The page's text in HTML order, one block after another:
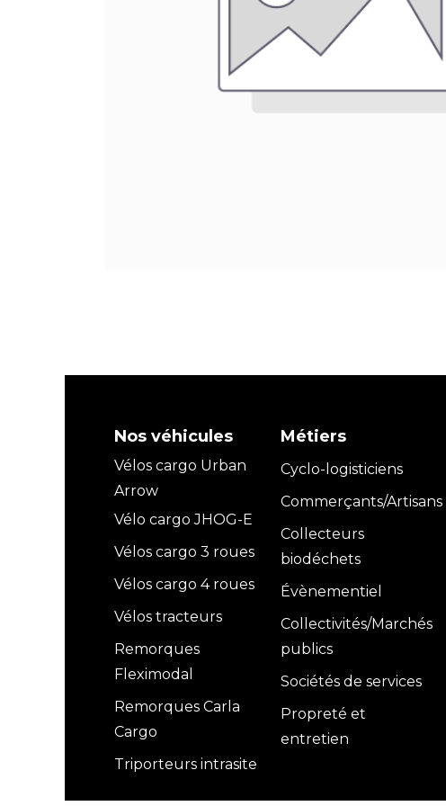
Nos véhicules
Vélos cargo Urban
Arrow
Vélo cargo JHOG-E
Vélos cargo 3 roues
Vélos cargo 4 roues
Vélos tracteurs
Remorques
Fleximodal
Remorques Carla
Cargo
Triporteurs intrasite
Métiers
Cyclo-logisticiens
Commerçants/Artisans
Collecteurs
biodéchets
Évènementiel
Collectivités/Marchés
publics
Sociétés de services
Propreté et
entretien